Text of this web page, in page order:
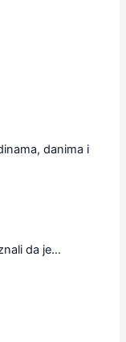
danima i
da je…